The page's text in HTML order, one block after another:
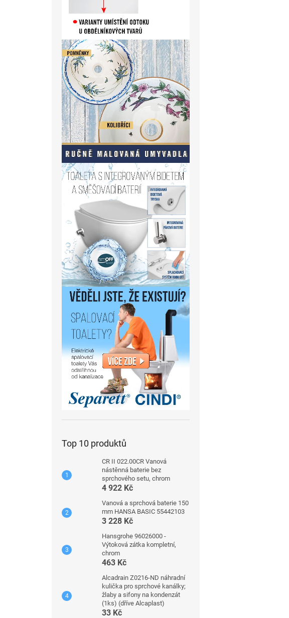
Top 10 produktů
CR II 022.00CR Vanová
nástěnná baterie bez
sprchového setu, chrom
4 922 Kč
Vanová a sprchová baterie 150
mm HANSA BASIC 55442103
3 228 Kč
Hansgrohe 96026000 -
Výtoková zátka kompletní,
chrom
463 Kč
Alcadrain Z0216-ND náhradní
kulička pro sprchové kanálky;
žlaby a sifony na kondenzát
(1ks) (dříve Alcaplast)
33 Kč